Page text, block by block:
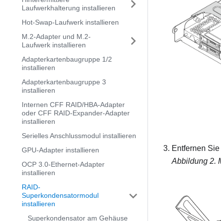
Laufwerkhalterung installieren
Hot-Swap-Laufwerk installieren
M.2-Adapter und M.2-
Laufwerk installieren
Adapterkartenbaugruppe 1/2
installieren
Adapterkartenbaugruppe 3
installieren
Internen CFF RAID/HBA-Adapter
oder CFF RAID-Expander-Adapter
installieren
Serielles Anschlussmodul installieren
GPU-Adapter installieren
OCP 3.0-Ethernet-Adapter
installieren
RAID-
Superkondensatormodul
installieren
Superkondensator am Gehäuse
Entfernen
Abbildung 2.